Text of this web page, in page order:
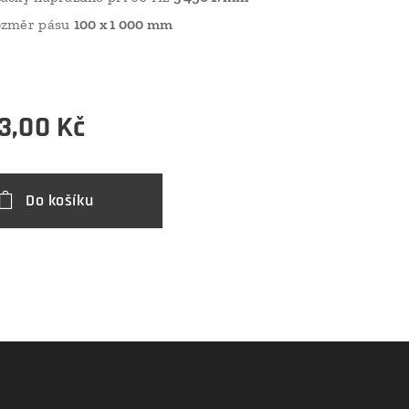
pásu 100 x 1 000 mm
Kč
Do košíku